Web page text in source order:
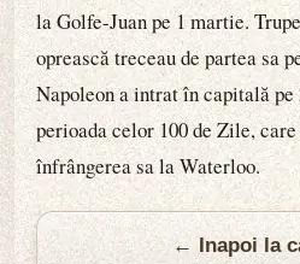
la Golfe-Juan pe 1 martie.
oprească treceau de partea sa
Napoleon a intrat în capitală
perioada celor 100 de Zile,
înfrângerea sa la Waterloo.
← Inapoi la